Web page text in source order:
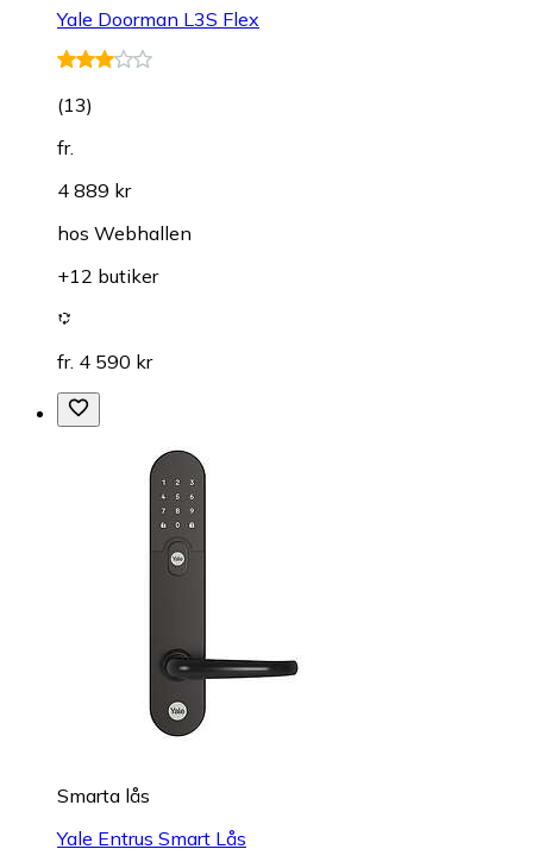
Yale Doorman L3S Flex
(13)
fr.
4 889 kr
hos Webhallen
+12 butiker
fr. 4 590 kr
Smarta lås
Yale Entrus Smart Lås